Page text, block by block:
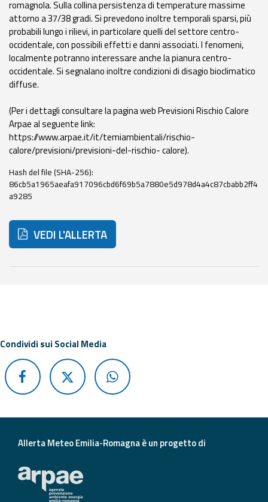
Strumenti
Operativi
Report
Aggiornamenti
Informazioni
utili
frequenti
sviluppatori
Romagna
Contatti
romagnola. Sulla collina persistenza di temperature massime
attorno a 37/38 gradi. Si prevedono inoltre temporali sparsi, più
probabili lungo i rilievi, in particolare quelli del settore centro-
occidentale, con possibili effetti e danni associati. I fenomeni,
localmente potranno interessare anche la pianura centro-
occidentale. Si segnalano inoltre condizioni di disagio bioclimatico
diffuse.
(Per i dettagli consultare la pagina web Previsioni Rischio Calore
Arpae al seguente link:
https://www.arpae.it/it/temiambientali/rischio-
calore/previsioni/previsioni-del-rischio- calore).
Hash del file (SHA-256):
86cb5a1965aeafa917096cbd6f69b5a7880e5d978d4a4c87cbabb2ff4
a9285
VEDI L'ALLERTA
Condividi sui Social Media
Allerta Meteo Emilia-Romagna è un progetto di